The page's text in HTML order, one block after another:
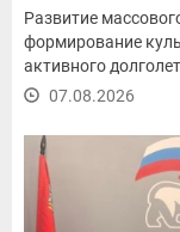
Развитие
формирование
активного
07.08.2026